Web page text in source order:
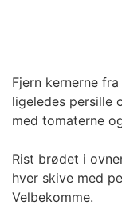
Fjern kernerne
ligeledes persille
med tomaterne
Rist brødet i
hver skive med
Velbekomme.